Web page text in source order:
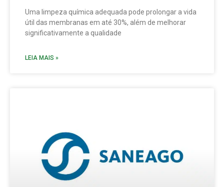
Uma limpeza química adequada pode prolongar a vida
útil das membranas em até 30%, além de melhorar
significativamente a qualidade
LEIA MAIS »